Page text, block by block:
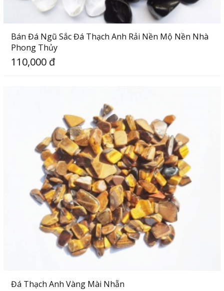
Bán Đá Ngũ Sắc Đá Thạch Anh Rải Nền Mộ Nền Nhà
Phong Thủy
110,000 đ
Đá Thạch Anh Vàng Mài Nhẵn